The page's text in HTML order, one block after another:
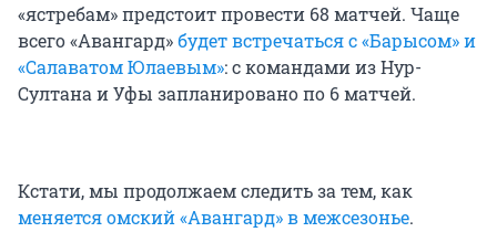
«ястребам» предстоит провести 68 матчей. Чаще
всего «Авангард»будет встречаться с «Барысом» и
«Салаватом Юлаевым»: с командами из Нур-
Султана и Уфы запланировано по 6 матчей.
Кстати, мы продолжаем следить за тем, как
меняется омский «Авангард» в межсезонье.